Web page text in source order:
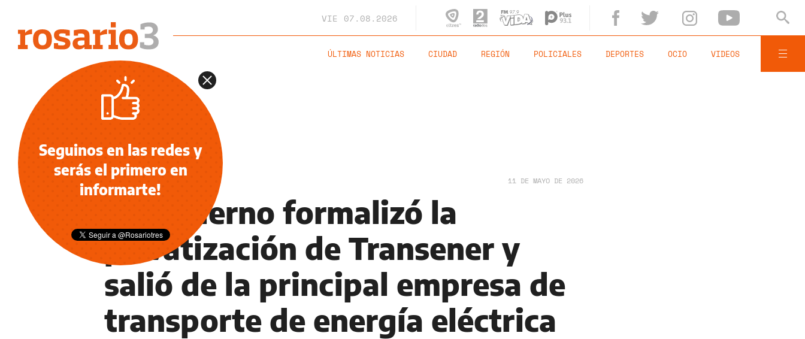
VIE 07.08.2026
ÚLTIMAS NOTICIAS CIUDAD REGIÓN POLICIALES DEPORTES OCIO VIDEOS
INFORMACIÓN GENERAL 11 DE MAYO DE 2026
El Gobierno formalizó la
privatización de Transener y
salió de la principal empresa de
transporte de energía eléctrica
Seguinos en las redes y
serás el primero en
informarte!